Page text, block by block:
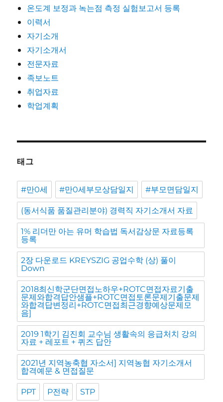
온도계 보정과 녹는점 측정 실험보고서 등록
이력서
자기소개
자기소개서
전문자료
족보노트
취업자료
학업계획
태그
#만0세 #만0세부모상담일지 #부모면담일지
(동서식품 품질관리분야) 경력직 자기소개서 자료
1% 리더만 아는 유머 학습법 독서감상문 자료등록
등록
2장 다운로드 KREYSZIG 공업수학 (상) 풀이
Down
2018최신학군단면접노하우+ROTC면접자료기출
문제와합격답안샘플+ROTC면접토론문제기출문제
와합격답변정리+ROTC면접최근경향예상문제모
음]
2019 1학기 김진회 교수님 생활속의 응급처치 강의
자료 + 레포트 + 퀴즈 답안
2021년 지역농축협 자소서] 지역농협 자기소개서
합격예문 & 면접질문
PPT P전략 STP